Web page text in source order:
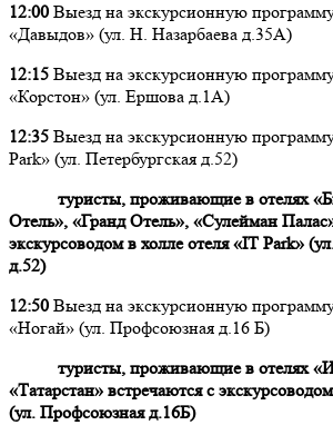
12:00 Выезд на экскурсионную
«Давыдов» (ул. Н. Назарбаева д.35А)
12:15 Выезд на экскурсионную
«Корстон» (ул. Ершова д.1А)
12:35 Выезд на экскурсионную
Park» (ул. Петербургская д.52)
туристы, проживающие в отелях
Отель», «Гранд Отель», «Сулейман
экскурсоводом в холле отеля «IT Park»
д.52)
12:50 Выезд на экскурсионную
«Ногай» (ул. Профсоюзная д.16 Б)
туристы, проживающие в отелях
«Татарстан» встречаются с
(ул. Профсоюзная д.16Б)